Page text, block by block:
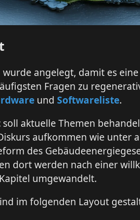
wurde angelegt, damit es
Fragen zu
und Softwareliste.
soll aktuelle Themen
aufkommen wie unter
des
dort werden nach einer
umgewandelt.
im folgenden Layout